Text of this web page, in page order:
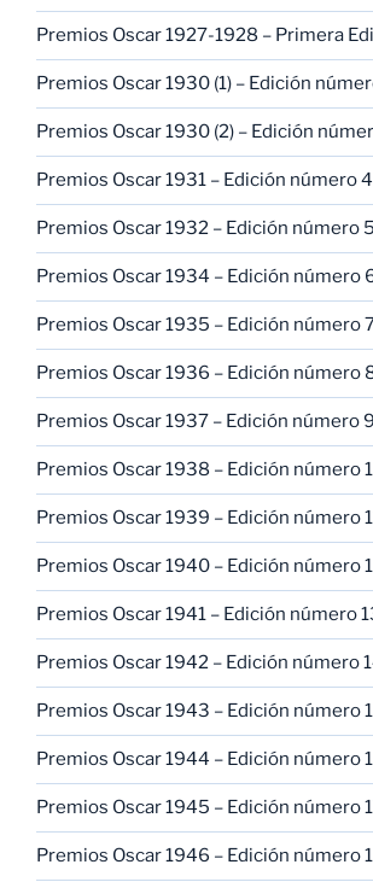
Premios Oscar 1927-1928 – Primera
Premios Oscar 1930 (1) – Edición
Premios Oscar 1930 (2) – Edición
Premios Oscar 1931 – Edición número 4
Premios Oscar 1932 – Edición número 5
Premios Oscar 1934 – Edición número
Premios Oscar 1935 – Edición número
Premios Oscar 1936 – Edición número
Premios Oscar 1937 – Edición número 9
Premios Oscar 1938 – Edición número
Premios Oscar 1939 – Edición número
Premios Oscar 1940 – Edición número
Premios Oscar 1941 – Edición número
Premios Oscar 1942 – Edición número
Premios Oscar 1943 – Edición número
Premios Oscar 1944 – Edición número
Premios Oscar 1945 – Edición número
Premios Oscar 1946 – Edición número